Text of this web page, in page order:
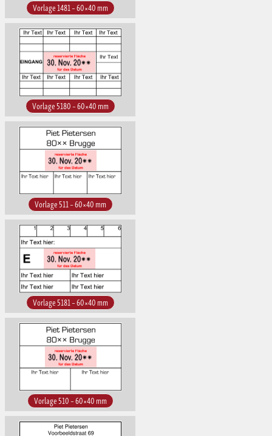
Vorlage 1481 – 60×40 mm
Vorlage 5180 – 60×40 mm
Vorlage 511 – 60×40 mm
Vorlage 5181 – 60×40 mm
Vorlage 510 – 60×40 mm